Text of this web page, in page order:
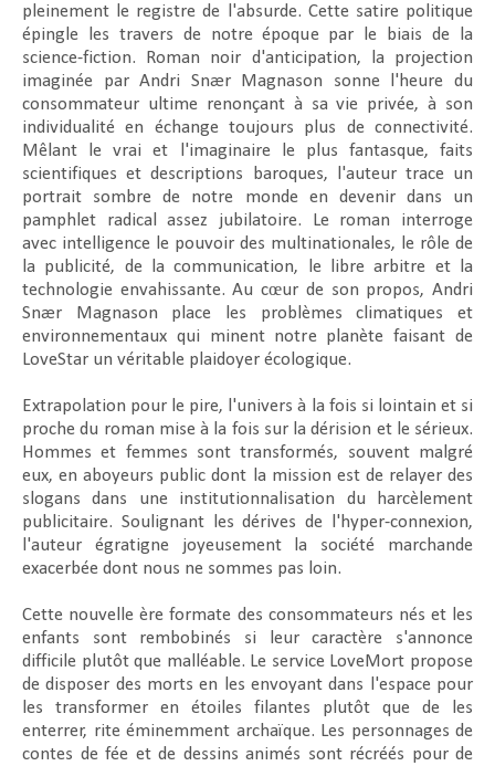
pleinement le registre de l'absurde. Cette satire politique
épingle les travers de notre époque par le biais de la
science-fiction. Roman noir d'anticipation, la projection
imaginée par Andri Snær Magnason sonne l'heure du
consommateur ultime renonçant à sa vie privée, à son
individualité en échange toujours plus de connectivité.
Mêlant le vrai et l'imaginaire le plus fantasque, faits
scientifiques et descriptions baroques, l'auteur trace un
portrait sombre de notre monde en devenir dans un
pamphlet radical assez jubilatoire. Le roman interroge
avec intelligence le pouvoir des multinationales, le rôle de
la publicité, de la communication, le libre arbitre et la
technologie envahissante. Au cœur de son propos, Andri
Snær Magnason place les problèmes climatiques et
environnementaux qui minent notre planète faisant de
LoveStar un véritable plaidoyer écologique.
Extrapolation pour le pire, l'univers à la fois si lointain et si
proche du roman mise à la fois sur la dérision et le sérieux.
Hommes et femmes sont transformés, souvent malgré
eux, en aboyeurs public dont la mission est de relayer des
slogans dans une institutionnalisation du harcèlement
publicitaire. Soulignant les dérives de l'hyper-connexion,
l'auteur égratigne joyeusement la société marchande
exacerbée dont nous ne sommes pas loin.
Cette nouvelle ère formate des consommateurs nés et les
enfants sont rembobinés si leur caractère s'annonce
difficile plutôt que malléable. Le service LoveMort propose
de disposer des morts en les envoyant dans l'espace pour
les transformer en étoiles filantes plutôt que de les
enterrer, rite éminemment archaïque. Les personnages de
contes de fée et de dessins animés sont récréés pour de